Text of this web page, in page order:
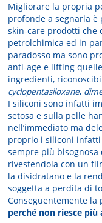
Migliorare la propria
profonde a segnarla
skin-care prodotti che
petrolchimica ed in
paradosso ma sono
anti-age e lifting
ingredienti,
cyclopentasiloxane,
I siliconi sono infatti
setosa e sulla pelle
nell’immediato ma
proprio i siliconi
sempre più
rivestendola con un
la disidratano e la
soggetta a perdita di
Conseguentemente
perché non riesce più